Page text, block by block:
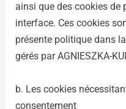
ainsi que des cookies de
interface. Ces cookies
présente politique dans
gérés par AGNIESZKA-
b. Les cookies
consentement